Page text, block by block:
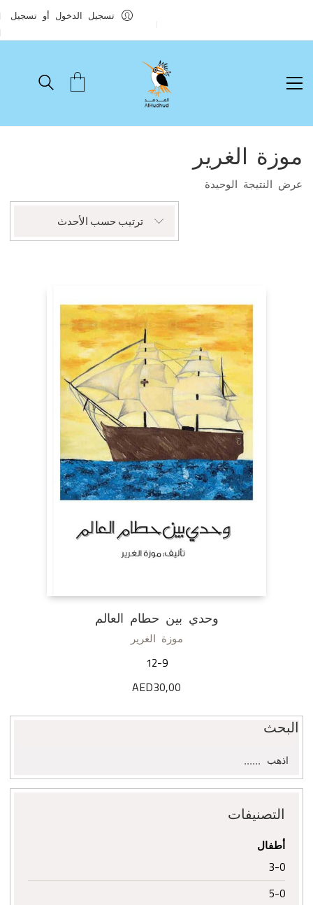
تسجيل الدخول أو تسجيل
موزة الغرير
عرض النتيجة الوحيدة
ترتيب حسب الأحدث
وحدي بين حطام العالم
موزة الغرير
12-9
AED30,00
البحث
البحث
عن:
اذهب
التصنيفات
أطفال
3-0
5-0